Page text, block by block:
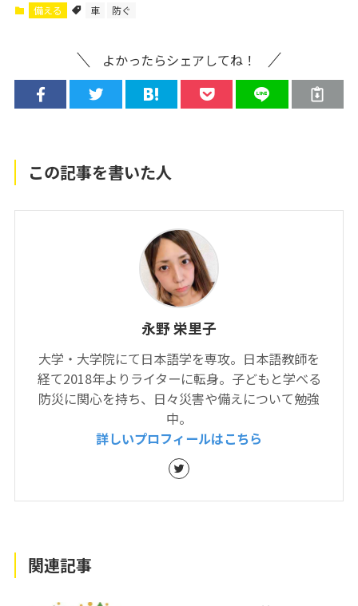
備える 車 防ぐ
よかったらシェアしてね！
この記事を書いた人
永野 栄里子
大学・大学院にて日本語学を専攻。日本語教師を
経て2018年よりライターに転身。子どもと学べる
防災に関心を持ち、日々災害や備えについて勉強
中。
詳しいプロフィールはこちら
関連記事